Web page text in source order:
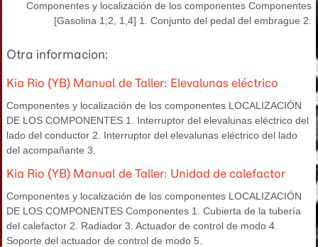
Componentes y localización de los componentes Componentes
[Gasolina 1,2, 1,4] 1. Conjunto del pedal del embrague 2.
Otra informacion:
Kia Rio (YB) Manual de Taller: Elevalunas eléctrico
Componentes y localización de los componentes LOCALIZACIÓN
DE LOS COMPONENTES 1. Interruptor del elevalunas eléctrico del
lado del conductor 2. Interruptor del elevalunas eléctrico del lado
del acompañante 3.
Kia Rio (YB) Manual de Taller: Unidad de calefactor
Componentes y localización de los componentes LOCALIZACIÓN
DE LOS COMPONENTES Componentes 1. Cubierta de la tubería
del calefactor 2. Radiador 3. Actuador de control de modo 4.
Soporte del actuador de control de modo 5.